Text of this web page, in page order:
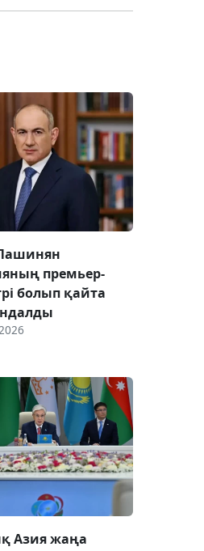
премьер-
болып қайта
Азия жаңа